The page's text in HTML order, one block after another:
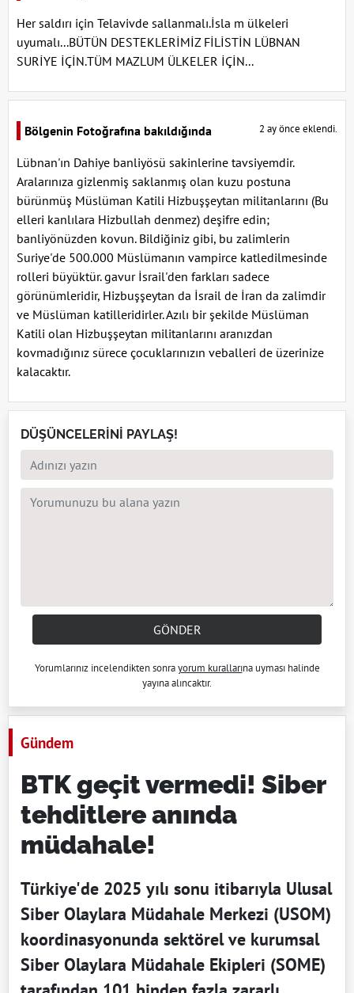
Her saldırı için Telavivde sallanmalı.İsla m ülkeleri
uyumalı...BÜTÜN DESTEKLERİMİZ FİLİSTİN LÜBNAN
SURİYE İÇİN.TÜM MAZLUM ÜLKELER İÇİN...
Bölgenin Fotoğrafına bakıldığında 2 ay önce eklendi.
Lübnan'ın Dahiye banliyösü sakinlerine tavsiyemdir.
Aralarınıza gizlenmiş saklanmış olan kuzu postuna
bürünmüş Müslüman Katili Hizbuşşeytan militanlarını (Bu
elleri kanlılara Hizbullah denmez) deşifre edin;
banliyönüzden kovun. Bildiğiniz gibi, bu zalimlerin
Suriye'de 500.000 Müslümanın vampirce katledilmesinde
rolleri büyüktür. gavur İsrail'den farkları sadece
görünümleridir, Hizbuşşeytan da İsrail de İran da zalimdir
ve Müslüman katilleridirler. Azılı bir şekilde Müslüman
Katili olan Hizbuşşeytan militanlarını aranızdan
kovmadığınız sürece çocuklarınızın veballeri de üzerinize
kalacaktır.
DÜŞÜNCELERİNİ PAYLAŞ!
GÖNDER
Yorumlarınız incelendikten sonrayorum kurallarına uyması halinde
yayına alıncaktır.
Gündem
BTK geçit vermedi! Siber
tehditlere anında
müdahale!
Türkiye'de 2025 yılı sonu itibarıyla Ulusal
Siber Olaylara Müdahale Merkezi (USOM)
koordinasyonunda sektörel ve kurumsal
Siber Olaylara Müdahale Ekipleri (SOME)